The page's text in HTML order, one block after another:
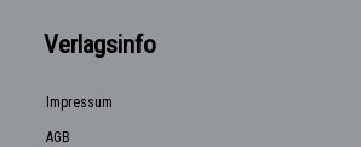
Verlagsinfo
Impressum
AGB